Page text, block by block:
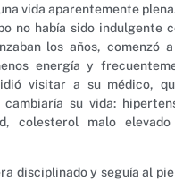
vida aparentemente
no había sido indulgente
los años, comenzó
energía y
visitar a su médico,
su vida:
colesterol malo
disciplinado y seguía al